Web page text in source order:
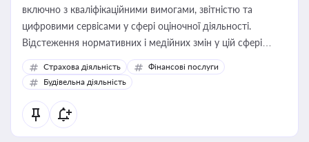
включно з кваліфікаційними вимогами, звітністю та
цифровими сервісами у сфері оціночної діяльності.
Відстеження нормативних і медійних змін у цій сфері
корисне для власника бізнесу, керівника, юриста або
бухгалтера під час оподаткування, приватизації, оренди
державного майна, корпоративних угод і перевірки
статусу суб'єктів оціночної діяльності
Страхова діяльність
Фінансові послуги
Будівельна діяльність